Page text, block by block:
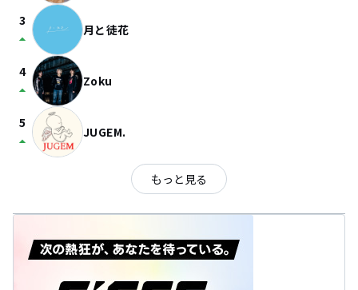
3
arrow_drop_up 月と徒花
4
arrow_drop_up Zoku
5
arrow_drop_up JUGEM.
もっと見る